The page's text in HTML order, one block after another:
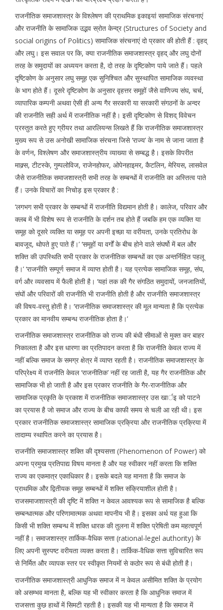
राजनीतिक समाजशास्त्र के विश्लेषण की प्राथमिक इकाइयां सामाजिक संरचनाएं
और राजनीति के सामाजिक उद्भव स्रोत केन्द्र (Structures of Society and
social origins of Politics) सामाजिक संरचनाएं दो प्रकार की होती हैं : वृहद्
और लघु। इस सवाल पर कि, क्या राजनीतिक समाजशास्त्र वृहद् और लघु दोनों
तरह के समुदायों का अध्ययन करता है, दो तरह के दृष्टिकोण पाये जाते हैं। पहले
दृष्टिकोण के अनुसार लघु समूह एक सुनिश्चित और सुस्थापित सामाजिक व्यवस्था
के भाग होते हैं। दूसरे दृष्टिकोण के अनुसार वृहत्तर समूहों जैसे वाणिज्य संघ, चर्च,
व्यापारिक कम्पनी अथवा ऐसी ही अन्य गैर सरकारी या सरकारी संगठनों के अन्दर
की राजनीति सही अर्थ में राजनीतिक नहीं है। इसी दृष्टिकोण से विशद् विवेचन
प्रस्तुत करते हुए ग्रीयर तथा आरलियन्स लिखते हैं कि राजनीतिक समाजशास्त्र
मुख्य रूप से उस अनोखी सामाजिक संरचना जिसे ‘राज्य’ के नाम से जाना जाता है
के वर्णन, विश्लेषण और समाजशास्त्रीय व्याख्या से सम्बद्ध है। इसके विपरीत
माक्र्स, टीटस्के, गुम्पलोविज, राजेनहोफर, ओपेनहाइमर, कैटलिन, मेरियस, लासवेल
जैसे राजनीतिक समाजशास्त्री सभी तरह के सम्बन्धों में राजनीति का अस्तित्व पाते
हैं। उनके विचारों का निचोड़ इस प्रकार है :
‘लगभग सभी प्रकार के सम्बन्धों में राजनीति विद्यमान होती है। कालेज, परिवार और
क्लब में भी विशेष रूप से राजनीति के दर्शन तब होते हैं जबकि हम एक व्यक्ति या
समूह को दूसरे व्यक्ति या समूह पर अपनी इच्छा या वरीयता, उनके प्रतिरोध के
बावजूद, थोपते हुए पाते हैं।’ ‘समूहों या वर्गों के बीच होने वाले संघर्षो में बल और
शक्ति की उपस्थिति सभी प्रकार के राजनीतिक सम्बन्धों का एक अन्तर्निहित पहलू
है।’ ‘राजनीति सम्पूर्ण समाज में व्याप्त होती है। यह प्रत्येक सामाजिक समूह, संघ,
वर्ग और व्यवसाय में फैली होती है। ‘यहां तक की गैर संगठित समुदायों, जनजातियों,
संघों और परिवारों की राजनीति भी राजनीति होती है और राजनीति समाजशास्त्र
की विषय-वस्तु होती है। ‘राजनीतिक समाजशास्त्र की मूल मान्यता है कि प्रत्येक
प्रकार का मानवीय सम्बन्ध राजनीतिक होता है।’
राजनीतिक समाजशास्त्र राजनीतिक को राज्य की बंधी सीमाओं से मुक्त कर बाहर
निकालता है और इस धारणा का प्रतिपादन करता है कि राजनीति केवल राज्य में
नहीं बल्कि समाज के समग्र क्षेत्र में व्याप्त रहती है। राजनीतिक समाजशास्त्र के
परिप्रेक्ष्य में राजनीति केवल ‘राजनीतिक’ नहीं रह जाती है, यह गैर राजनीतिक और
सामाजिक भी हो जाती है और इस प्रकार राजनीति के गैर-राजनीतिक और
सामाजिक प्रकृति के प्रकाश में राजनीतिक समाजशास्त्र उस खार्इ को पाटने
का प्रयास है जो समाज और राज्य के बीच काफी समय से चली आ रही थी। इस
प्रकार राजनीतिक समाजशास्त्र सामाजिक प्रक्रिया और राजनीतिक प्रक्रिया में
तादाम्य स्थापित करने का प्रयास है।
राजनीति समाजशास्त्र शक्ति की दृश्यसत्ता (Phenomenon of Power) को
अपना प्रमुख प्रतिपाद्य विषय मानता है और यह स्वीकार नहीं करता कि शक्ति
राज्य का एकमात्र एकाधिकार है। इसके बदले यह मानता है कि समाज के
प्राथमिक और द्वितीयक समूह सम्बन्धों में शक्ति संक्रियाशील होती है।
राजसमाजशास्त्री की दृष्टि में शक्ति न केवल आवश्यक रूप से सामाजिक है बल्कि
सम्बन्धात्मक और परिणामात्मक अथवा मापनीय भी है। इसका अर्थ यह हुआ कि
किसी भी शक्ति सम्बन्ध में शक्ति धारक की तुलना में शक्ति प्रेषिती कम महत्वपूर्ण
नहीं है। समाजशास्त्र तार्किक-वैधिक सत्ता (rational-legel authority) के
लिए अपनी सुस्पष्ट वरीयता व्यक्त करता है। तार्किक-वैधिक सत्ता सुविचारित रूप
से निर्मित और व्यापक स्तर पर स्वीकृत नियमों से कठोर रूप से बंधी होती है।
राजनीतिक समाजशास्त्री आधुनिक समाज में न केवल असीमित शक्ति के प्रयोग
को असम्भव मानता है, बल्कि यह भी स्वीकार करता है कि आधुनिक समाज में
राजसत्ता कुछ हाथों में सिमटी रहती है। इसकी यह भी मान्यता है कि समाज में